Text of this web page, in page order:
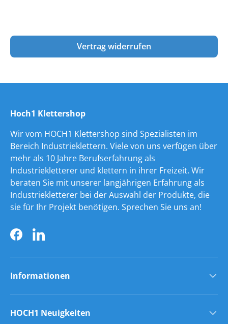
Vertrag widerrufen
Hoch1 Klettershop
Wir vom HOCH1 Klettershop sind Spezialisten im
Bereich Industrieklettern. Viele von uns verfügen über
mehr als 10 Jahre Berufserfahrung als
Industriekletterer und klettern in ihrer Freizeit. Wir
beraten Sie mit unserer langjährigen Erfahrung als
Industriekletterer bei der Auswahl der Produkte, die
sie für Ihr Projekt benötigen. Sprechen Sie uns an!
FacebookLinkedIn
Informationen
HOCH1 Neuigkeiten